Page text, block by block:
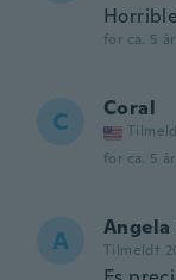
for ca. 5
C Coral
for ca. 5
A Angela
Tilmeldt